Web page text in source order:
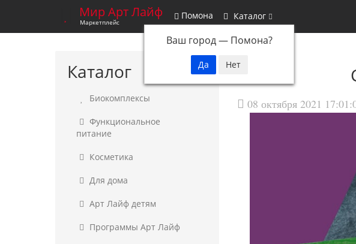
Мир Арт Лайф
Маркетплейс
Помона
Ваш город — Помона?
Каталог
Каталог
Биокомплексы
Функциональное
питание
Косметика
Для дома
Арт Лайф детям
Программы Арт Лайф
08 октября 2021